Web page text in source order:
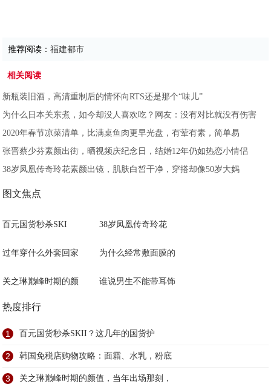
推荐阅读：福建都市
相关阅读
新瓶装旧酒，高清重制后的情怀向RTS还是那个“味儿”
为什么日本关东煮，如今却没人喜欢吃？网友：没有对比就没有伤害
2020年春节凉菜清单，比满桌鱼肉更早光盘，有荤有素，简单易
张晋蔡少芬素颜出街，晒视频庆纪念日，结婚12年仍如热恋小情侣
38岁凤凰传奇玲花素颜出镜，肌肤白皙干净，穿搭却像50岁大妈
图文焦点
百元国货秒杀SKI 38岁凤凰传奇玲花
过年穿什么外套回家 为什么经常敷面膜的
关之琳巅峰时期的颜 谁说男生不能带耳饰
热度排行
1 百元国货秒杀SKII？这几年的国货护
2 韩国免税店购物攻略：面霜、水乳，粉底
3 关之琳巅峰时期的颜值，当年出场那刻，